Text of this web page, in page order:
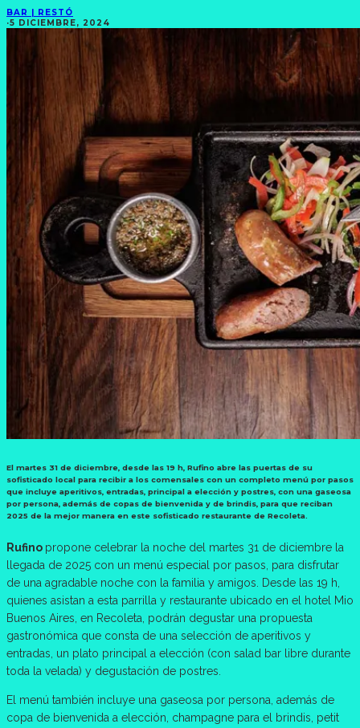
BAR | RESTÓ
·5 DICIEMBRE, 2024
El martes 31 de diciembre, desde las 19 h, Rufino abre las puertas de su
sofisticado local para recibir a los comensales con un completo menú por pasos
que incluye aperitivos, entradas, principal a elección y postres, con una gaseosa
por persona, además de copas de bienvenida y de brindis, para que reciban
2025 de la mejor manera en este sofisticado restaurante de Recoleta.
Rufino propone celebrar la noche del martes 31 de diciembre la
llegada de 2025 con un menú especial por pasos, para disfrutar
de una agradable noche con la familia y amigos. Desde las 19 h,
quienes asistan a esta parrilla y restaurante ubicado en el hotel Mio
Buenos Aires, en Recoleta, podrán degustar una propuesta
gastronómica que consta de una selección de aperitivos y
entradas, un plato principal a elección (con salad bar libre durante
toda la velada) y degustación de postres.
El menú también incluye una gaseosa por persona, además de
copa de bienvenida a elección, champagne para el brindis, petit